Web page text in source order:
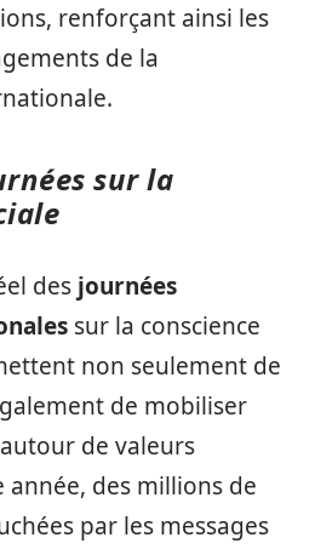
renforçant ainsi les
de la
sur la
des journées
sur la conscience
non seulement de
de mobiliser
de valeurs
année, des millions de
par les messages